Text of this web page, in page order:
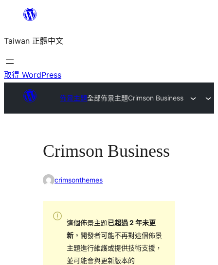
主
要
內
Taiwan 正體中文
取得 WordPress
佈景主題全部佈景主題Crimson Business
Crimson Business
crimsonthemes
這個佈景主題已超過 2 年未更
新。開發者可能不再對這個佈景
主題進行維護或提供技術支援，
並可能會與更新版本的